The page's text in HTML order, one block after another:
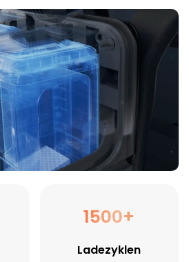
1500+
Ladezyklen